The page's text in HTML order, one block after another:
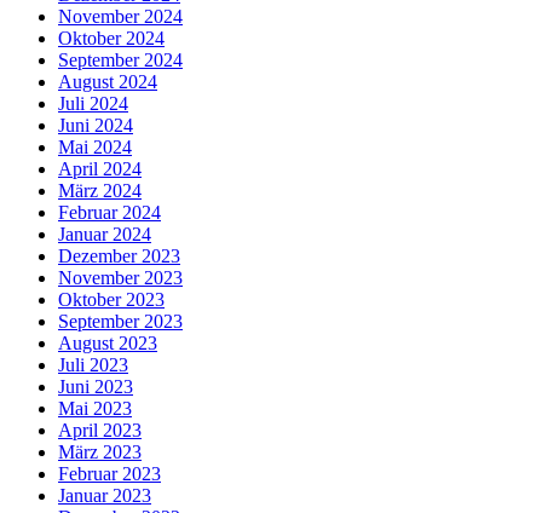
November 2024
Oktober 2024
September 2024
August 2024
Juli 2024
Juni 2024
Mai 2024
April 2024
März 2024
Februar 2024
Januar 2024
Dezember 2023
November 2023
Oktober 2023
September 2023
August 2023
Juli 2023
Juni 2023
Mai 2023
April 2023
März 2023
Februar 2023
Januar 2023